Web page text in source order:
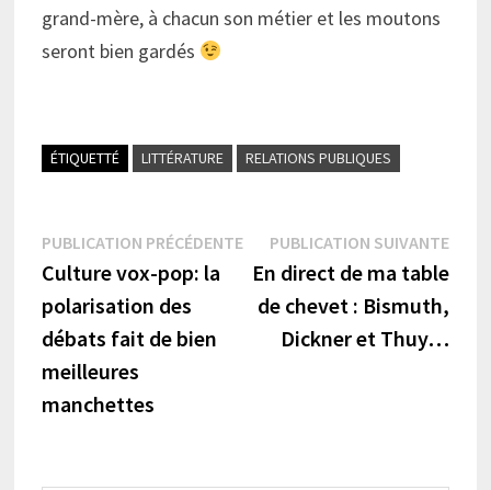
grand-mère, à chacun son métier et les moutons
seront bien gardés
ÉTIQUETTÉ LITTÉRATURE RELATIONS PUBLIQUES
Navigation
de
l’article
PUBLICATION PRÉCÉDENTEPublication
précédente :
Culture vox-pop: la
polarisation des
débats fait de bien
meilleures
manchettes
PUBLICATION SUIVANTE
En direct de ma table
de chevet : Bismuth,
Dickner et Thuy…